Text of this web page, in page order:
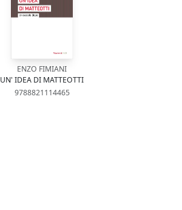
ENZO FIMIANI
UN' IDEA DI MATTEOTTI
9788821114465